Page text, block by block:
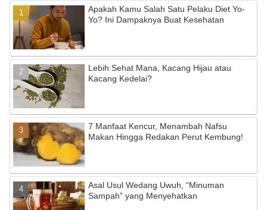
b
o
o
k
a
m
u
b
e
C
h
a
n
n
el
Apakah Kamu Salah Satu Pelaku Diet Yo-
Yo? Ini Dampaknya Buat Kesehatan
Lebih Sehat Mana, Kacang Hijau atau
Kacang Kedelai?
7 Manfaat Kencur, Menambah Nafsu
Makan Hingga Redakan Perut Kembung!
Asal Usul Wedang Uwuh, “Minuman
Sampah” yang Menyehatkan